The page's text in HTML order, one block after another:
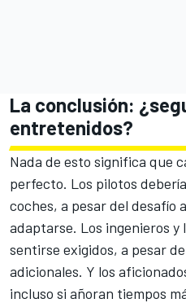
La conclusión:
entretenidos?
Nada de esto significa que
perfecto. Los pilotos
coches, a pesar del desafío
adaptarse. Los ingenieros y
sentirse exigidos, a pesar
adicionales. Y los
incluso si añoran tiempos